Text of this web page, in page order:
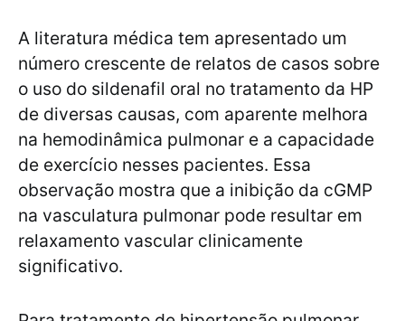
A literatura médica tem apresentado um
número crescente de relatos de casos sobre
o uso do sildenafil oral no tratamento da HP
de diversas causas, com aparente melhora
na hemodinâmica pulmonar e a capacidade
de exercício nesses pacientes. Essa
observação mostra que a inibição da cGMP
na vasculatura pulmonar pode resultar em
relaxamento vascular clinicamente
significativo.